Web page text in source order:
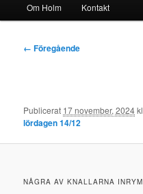
Om Holm Kontakt
Bildnavigering
← Föregående
Publicerat 17 november, 2024
lördagen 14/12
NÅGRA AV KNALLARNA